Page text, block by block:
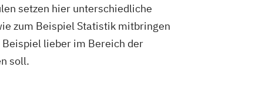
setzen hier unterschiedliche
zum Beispiel Statistik mitbringen
Beispiel lieber im Bereich der
soll.